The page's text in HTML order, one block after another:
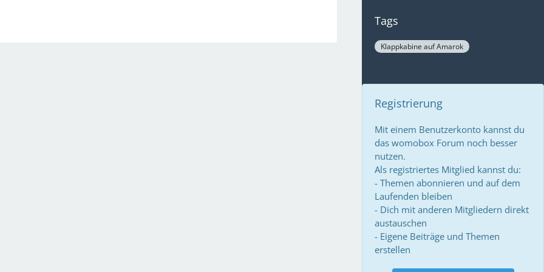
Tags
Klappkabine auf Amarok
Registrierung
Mit einem Benutzerkonto kannst du
das womobox Forum noch besser
nutzen.
Als registriertes Mitglied kannst du:
- Themen abonnieren und auf dem
Laufenden bleiben
- Dich mit anderen Mitgliedern direkt
austauschen
- Eigene Beiträge und Themen
erstellen